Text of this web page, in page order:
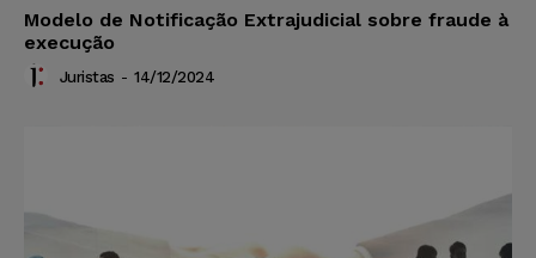
Modelo de Notificação Extrajudicial sobre fraude à
execução
Juristas - 14/12/2024